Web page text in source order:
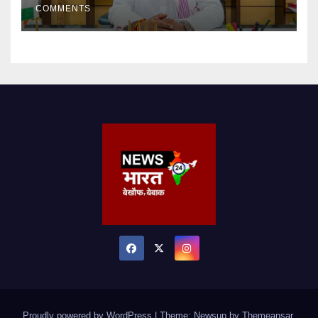
COMMENTS
Proudly powered by WordPress Theme: Newsup by Themeansar.